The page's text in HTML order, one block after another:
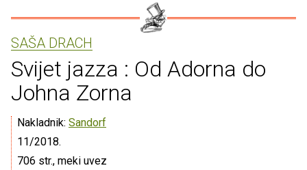
SAŠA DRACH
Svijet jazza : Od Adorna do
Johna Zorna
Nakladnik: Sandorf
11/2018.
706 str., meki uvez